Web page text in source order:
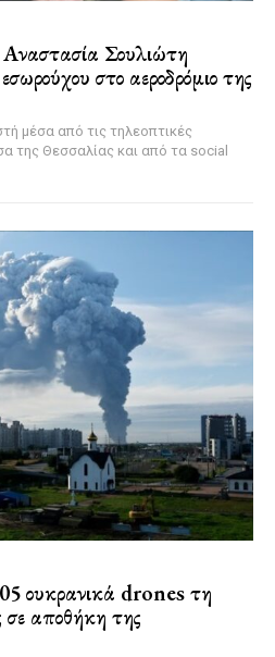
Σουλιώτη
στο αεροδρόμιο της
μέσα από τις τηλεοπτικές
της Θεσσαλίας και από τα social
ουκρανικά drones τη
σε αποθήκη της